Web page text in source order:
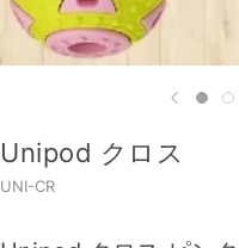
Unipod クロス
UNI-CR